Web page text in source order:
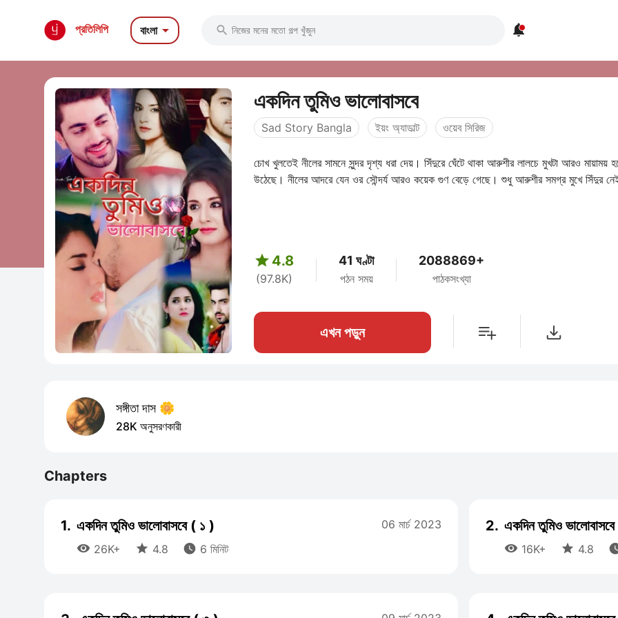
প্রতিলিপি বাংলা  
একদিন তুমিও ভালোবাসবে
Sad Story Bangla ইয়ং অ্যাডাল্ট ওয়েব সিরিজ
চোখ খুলতেই নীলের সামনে সুন্দর দৃশ্য ধরা দেয়। সিঁদুরে ঘেঁটে থাকা আরুশীর লালচে মুখটা আরও মায়াময়
উঠেছে। নীলের আদরে যেন ওর সৌন্দর্য আরও কয়েক গুণ বেড়ে গেছে। শুধু আরুশীর সমগ্র মুখে সিঁদুর
 4.8
(97.8K)
41 ঘণ্টা
পঠন সময়
2088869+
পাঠকসংখ্যা
এখন পড়ুন
সঙ্গীতা দাস 🌼
28K অনুসরণকারী
Chapters
1. একদিন তুমিও ভালোবাসবে ( ১ )
 26K+  4.8  6 মিনিট
06 মার্চ 2023 2. একদিন তুমিও
 16K+  4.8